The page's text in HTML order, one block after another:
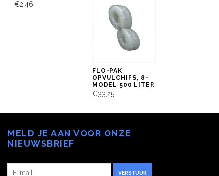
€2,46
FLO-PAK
OPVULCHIPS, 8-
MODEL 500 LITER
€33,25
MELD JE AAN VOOR ONZE
NIEUWSBRIEF
VERSTUUR